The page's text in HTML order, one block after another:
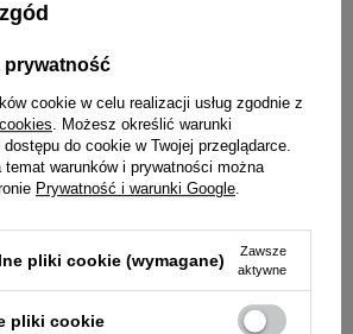
zgodnie zpolityką prywatności. Przesyłając je,
prywatność
cookie w celu realizacji usług zgodnie z
. Możesz określić warunki
do cookie w Twojej przeglądarce.
warunków i prywatności można
Prywatność i warunki Google
pliki cookie (wymagane)
Zawsze
aktywne
pliki cookie